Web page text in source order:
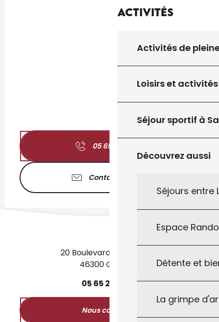
Activités
Activités de
Loisirs et activités
Séjour sportif à
Découvrez aussi
Séjours entre
Espace
Détente et
La grimpe
05 65 37 65
Contactez-nous
20 Boulevard des Martyrs
46300 Gourdon
05 65 27 50
Nous contacter